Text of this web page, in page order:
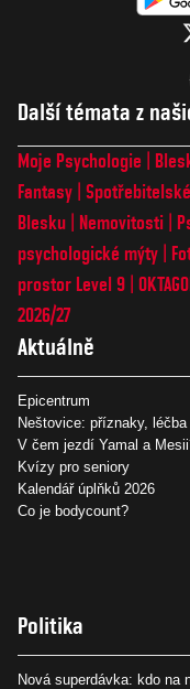
Další témata z
Moje Psychologie
Fantasy
Blesku
Nemovitosti
psychologické mýty
prostor Level 9
2026/27
Aktuálně
Epicentrum
Neštovice: příznaky, léčba
V čem jezdí Yamal a
Kvízy pro seniory
Kalendář úplňků 2026
Co je bodycount?
Politika
Nová superdávka: kdo na